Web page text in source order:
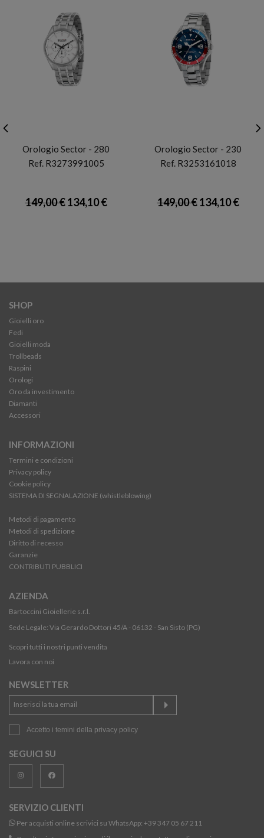
Orologio Sector - 280
Ref. R3273991005
149,00 €134,10 €
Orologio Sector - 230
Ref. R3253161018
149,00 €134,10 €
SHOP
Gioielli oro
Fedi
Gioielli moda
Trollbeads
Raspini
Orologi
Oro da investimento
Diamanti
Accessori
INFORMAZIONI
Termini e condizioni
Privacy policy
Cookie policy
SISTEMA DI SEGNALAZIONE (whistleblowing)
Metodi di pagamento
Metodi di spedizione
Diritto di recesso
Garanzie
CONTRIBUTI PUBBLICI
AZIENDA
Bartoccini Gioiellerie s.r.l.
Sede Legale: Via Gerardo Dottori 45/A - 06132 - San Sisto (PG)
Scopri tutti i nostri punti vendita
Lavora con noi
NEWSLETTER
Accetto i temini della privacy policy
SEGUICI SU
SERVIZIO CLIENTI
Per acquisti online scrivici su WhatsApp: +39 347 05 67 211